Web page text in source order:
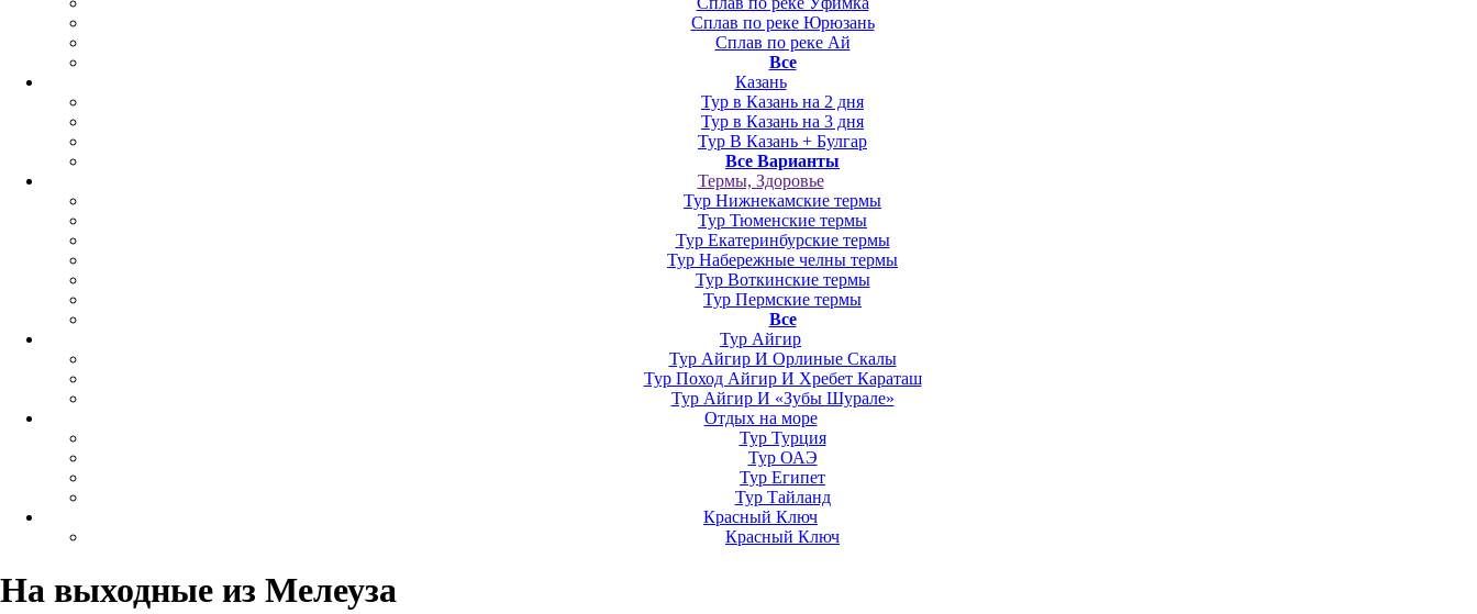
Сплав по реке Юрюзань
Сплав по реке Ай
Все
Казань
Тур в Казань на 2 дня
Тур в Казань на 3 дня
Тур В Казань + Булгар
Все Варианты
Термы, Здоровье
Тур Нижнекамские термы
Тур Тюменские термы
Тур Екатеринбурские термы
Тур Набережные челны термы
Тур Воткинские термы
Тур Пермские термы
Все
Тур Айгир
Тур Айгир И Орлиные Скалы
Тур Поход Айгир И Хребет Караташ
Тур Айгир И «Зубы Шурале»
Отдых на море
Тур Турция
Тур ОАЭ
Тур Египет
Тур Тайланд
Красный Ключ
Красный Ключ
На выходные из Мелеуза